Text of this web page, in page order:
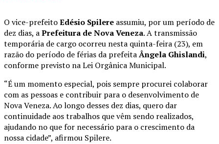
O vice-prefeitoEdésio Spilere assumiu, por um período de
dez dias, aPrefeitura de Nova Veneza. A transmissão
temporária de cargo ocorreu nesta quinta-feira (23), em
razão do período de férias da prefeitaÂngela Ghislandi,
conforme previsto na Lei Orgânica Municipal.
“É um momento especial, pois sempre procurei colaborar
com as pessoas e contribuir para o desenvolvimento de
Nova Veneza. Ao longo desses dez dias, quero dar
continuidade aos trabalhos que vêm sendo realizados,
ajudando no que for necessário para o crescimento da
nossa cidade”, afirmou Spilere.